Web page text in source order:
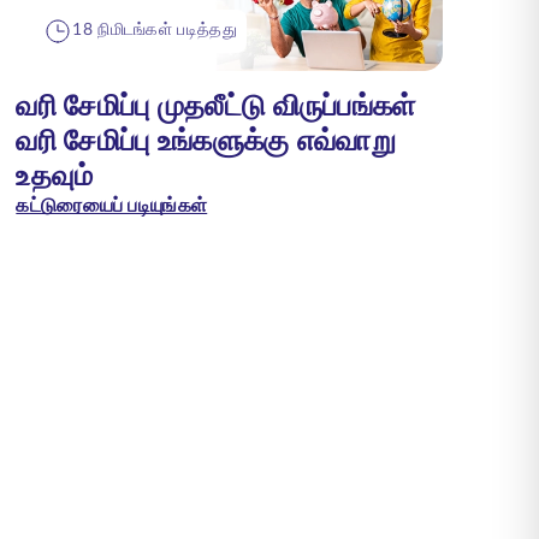
18 நிமிடங்கள் படித்தது
வரி சேமிப்பு முதலீட்டு விருப்பங்கள்
வரி சேமிப்பு உங்களுக்கு எவ்வாறு
உதவும்
கட்டுரையைப் படியுங்கள்